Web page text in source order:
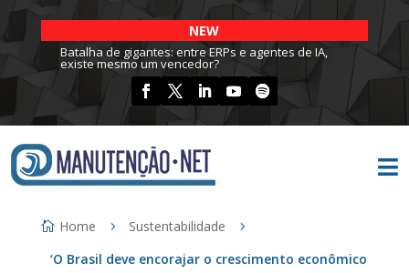
NEW
Batalha de gigantes: entre ERPs e agentes de IA,
existe mesmo um vencedor?

Home
Sustentabilidade
‘O Brasil deve encorajar o crescimento econômico